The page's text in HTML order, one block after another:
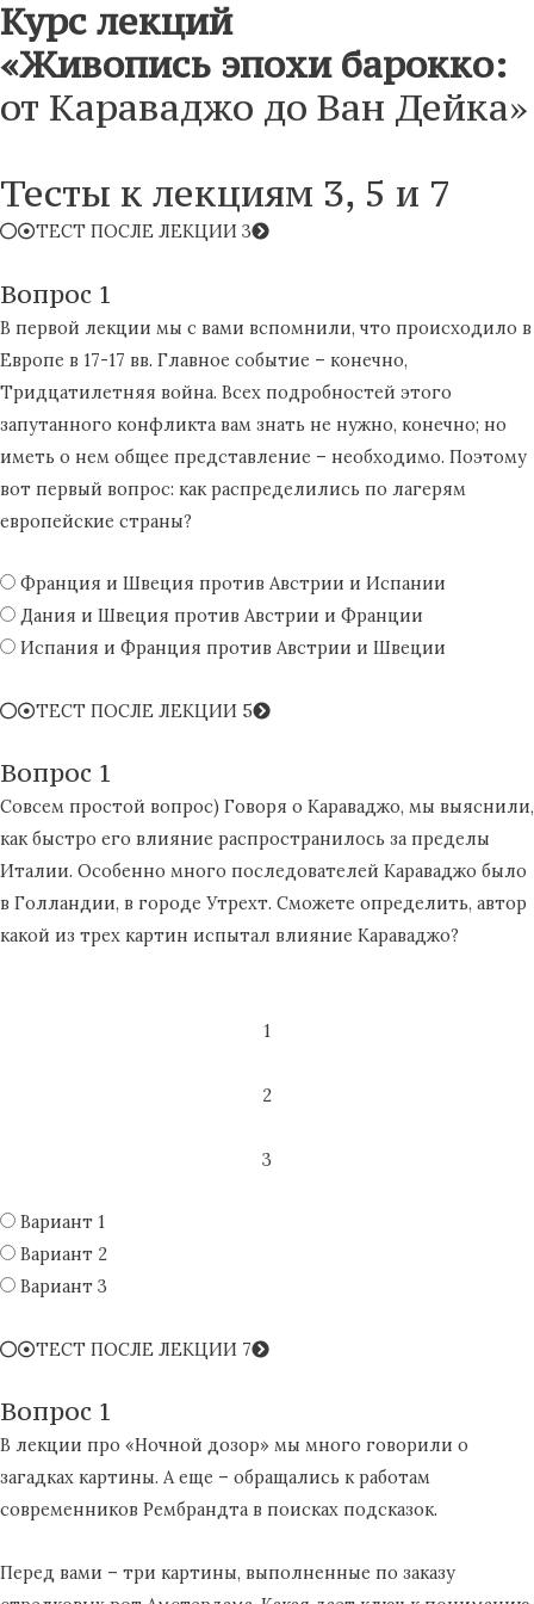
Курс лекций
«Живопись эпохи барокко:
от Караваджо до Ван Дейка»
Тесты к лекциям 3, 5 и 7
ТЕСТ ПОСЛЕ ЛЕКЦИИ 3
Вопрос 1
В первой лекции мы с вами вспомнили, что происходило в
Европе в 17-17 вв. Главное событие – конечно,
Тридцатилетняя война. Всех подробностей этого
запутанного конфликта вам знать не нужно, конечно; но
иметь о нем общее представление – необходимо. Поэтому
вот первый вопрос: как распределились по лагерям
европейские страны?
Франция и Швеция против Австрии и Испании
Дания и Швеция против Австрии и Франции
Испания и Франция против Австрии и Швеции
ТЕСТ ПОСЛЕ ЛЕКЦИИ 5
Вопрос 1
Совсем простой вопрос) Говоря о Караваджо, мы выяснили,
как быстро его влияние распространилось за пределы
Италии. Особенно много последователей Караваджо было
в Голландии, в городе Утрехт. Сможете определить, автор
какой из трех картин испытал влияние Караваджо?
1
2
3
Вариант 1
Вариант 2
Вариант 3
ТЕСТ ПОСЛЕ ЛЕКЦИИ 7
Вопрос 1
В лекции про «Ночной дозор» мы много говорили о
загадках картины. А еще – обращались к работам
современников Рембрандта в поисках подсказок.
Перед вами – три картины, выполненные по заказу